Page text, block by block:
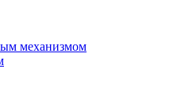
механизмом